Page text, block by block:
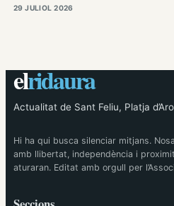
29 JULIOL 2026
elridaura
Actualitat de Sant Feliu, Platja
Hi ha qui busca silenciar mitjans.
amb llibertat, independència i
aturaran. Editat amb orgull per